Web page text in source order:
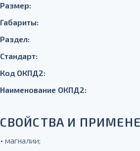
Размер:
Габариты:
Раздел:
Стандарт:
Код ОКПД2:
Наименование ОКПД2:
СВОЙСТВА И
• магналии;